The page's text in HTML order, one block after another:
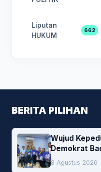
Liputan
HUKUM
662
BERITA PILIHAN
Wujud
Demokrat
Darah
8 Agustus 2026